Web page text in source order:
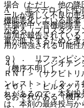
A． 非ステロイド性
機能悪化している患
がある（プロスタグ
量が低下するためと考
９）． リファンピシ
（機序不明）］。
１０）． ビルダグリ
るおそれがある（機序
場合（ただし、他の降
ールが著しく不良の
性脳卒中・腎機能障
増加が報告されてい
用が増強される可能性
４）． アンジオテン
ＲＮＩ＞（サクビト
ンレスト＞）〔２．
れがあるので、本剤
は、本剤の最終投与か